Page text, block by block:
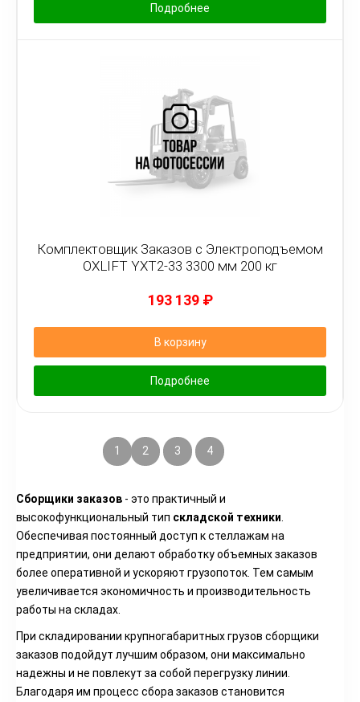
Подробнее
Комплектовщик Заказов с Электроподъемом
OXLIFT YXT2-33 3300 мм 200 кг
193 139 ₽
В корзину
Подробнее
1 2 3 4
Сборщики заказов - это практичный и
высокофункциональный тип складской техники
Обеспечивая постоянный доступ к стеллажам на
предприятии, они делают обработку объемных заказов
более оперативной и ускоряют грузопоток. Тем самым
увеличивается экономичность и производительность
работы на складах.
При складировании крупногабаритных грузов сборщики
заказов подойдут лучшим образом, они максимально
надежны и не повлекут за собой перегрузку линии.
Благодаря им процесс сбора заказов становится